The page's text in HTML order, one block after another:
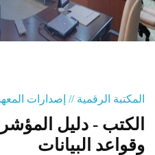
تواصلوا معنا
المنصة التدريبية
المكتبة الرقمية // إصدارات
الكتب - دليل
وقواعد البيانات